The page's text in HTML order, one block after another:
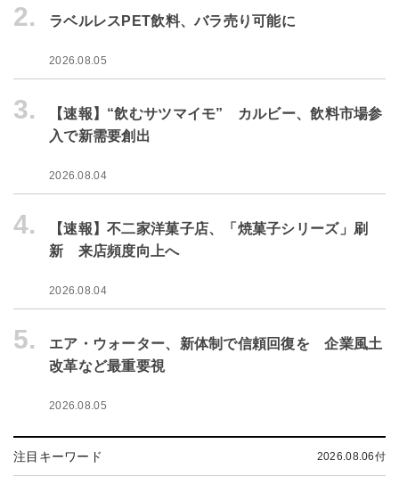
2. ラベルレスPET飲料、バラ売り可能に
2026.08.05
3.
【速報】“飲むサツマイモ” カルビー、飲料市場参
入で新需要創出
2026.08.04
4.
【速報】不二家洋菓子店、「焼菓子シリーズ」刷
新 来店頻度向上へ
2026.08.04
5.
エア・ウォーター、新体制で信頼回復を 企業風土
改革など最重要視
2026.08.05
注目キーワード 2026.08.06付